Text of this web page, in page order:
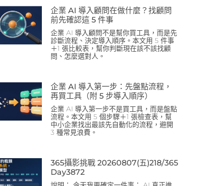
企業 AI 導入顧問在做什麼？找顧問
前先確認這 5 件事
企業 AI 導入顧問不是幫你買工具，而是先
診斷流程、決定導入順序。本文用 5 件事
＋1 張比較表，幫你判斷現在該不該找顧
問、怎麼選對人。
企業 AI 導入第一步：先盤點流程，
再買工具（附 5 步導入順序）
企業 AI 導入第一步不是買工具，而是盤點
流程。本文用 5 個步驟＋1 張檢查表，幫
中小企業找出最該先自動化的流程，避開
3 種常見浪費。
365攝影挑戰 20260807(五)218/365
Day3872